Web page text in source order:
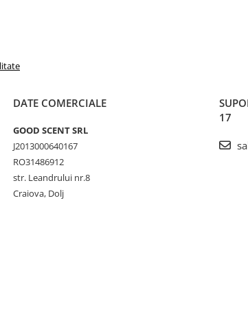
DATE COMERCIALE
GOOD SCENT SRL
J2013000640167
RO31486912
str. Leandrului nr.8
Craiova, Dolj
17